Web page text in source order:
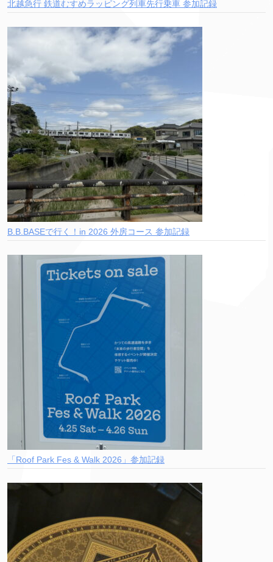
北越急行 鉄道むすめラッピング列車先行乗車 参加記録
B.B.BASEで行く！in 2026 外房コース 参加記録
「Roof Park Fes & Walk 2026」参加記録